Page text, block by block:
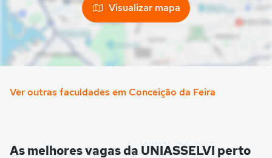
Visualizar mapa
Ver outras faculdades em Conceição da Feira
As melhores vagas da UNIASSELVI perto